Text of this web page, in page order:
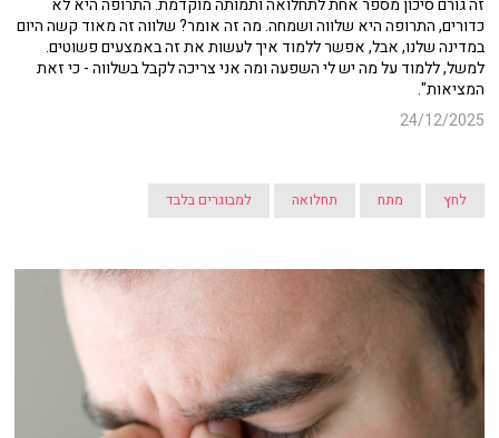
כדורים, התרופה היא שלווה ושמחה. מה זה אומר? שלווה זה מאוד קשה היום
במדינה שלנו, אבל, אפשר ללמוד איך לעשות את זה באמצעים פשוטים.
למשל, ללמוד על מה יש לי השפעה ומה אני צריכה לקבל בשלווה - כי זאת
המציאות".
24/12/2025
לחץ מתח תחלואה למבוגרים בלבד